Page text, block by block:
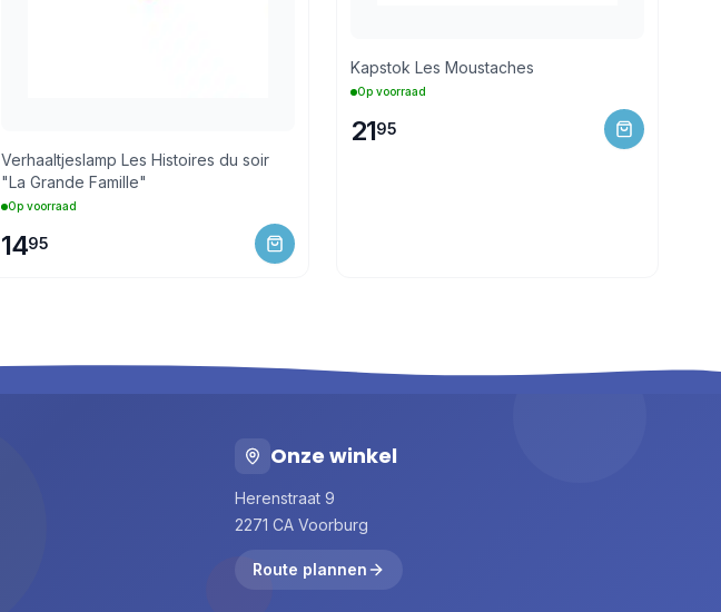
Verhaaltjeslamp Les Histoires du soir
"La Grande Famille"
Op voorraad
1495
Kapstok Les Moustaches
Op voorraad
2195
Onze winkel
Herenstraat 9
2271 CA Voorburg
Route plannen